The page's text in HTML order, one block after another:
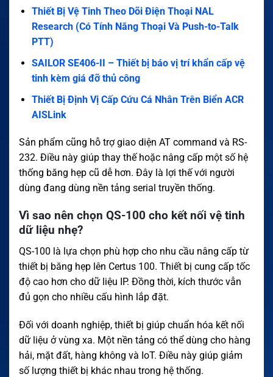
Thiết Bị Vệ Tinh Theo Dõi Điện Thoại NAL
Research (Có Tính Năng Thoại Và Push-to-Talk
PTT)
SAILOR SE406-II – Thiết bị báo vị trí khẩn cấp vệ
tinh kèm giá đỡ thủ công
Thiết Bị Định Vị Cấp Cứu Cá Nhân Trên Biển ACR
AISLink
Sản phẩm cũng hỗ trợ giao diện AT command và RS-
232. Điều này giúp thay thế hoặc nâng cấp một số hệ
thống băng hẹp cũ dễ hơn. Đây là lợi thế với người
dùng đang dùng nền tảng serial truyền thống.
Vì sao nên chọn QS-100 cho kết nối vệ tinh
dữ liệu nhẹ?
QS-100 là lựa chọn phù hợp cho nhu cầu nâng cấp từ
thiết bị băng hẹp lên Certus 100. Thiết bị cung cấp tốc
độ cao hơn cho dữ liệu IP. Đồng thời, kích thước vẫn
đủ gọn cho nhiều cấu hình lắp đặt.
Đối với doanh nghiệp, thiết bị giúp chuẩn hóa kết nối
dữ liệu ở vùng xa. Một nền tảng có thể dùng cho hàng
hải, mặt đất, hàng không và IoT. Điều này giúp giảm
số lượng thiết bị khác nhau trong hệ thống.